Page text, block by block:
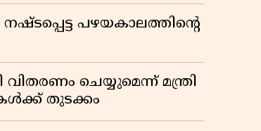
പഴയകാലത്തിൻ്റെ
ചെയ്യുമെന്ന് മന്ത്രി
തുടക്കം